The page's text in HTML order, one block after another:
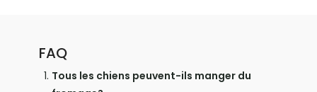
FAQ
Tous les chiens peuvent-ils manger du